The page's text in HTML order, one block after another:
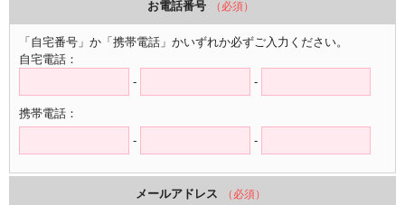
お電話番号 （必須）
「自宅番号」か「携帯電話」かいずれか必ずご入力ください。
自宅電話：
-
-
携帯電話：
-
-
メールアドレス （必須）